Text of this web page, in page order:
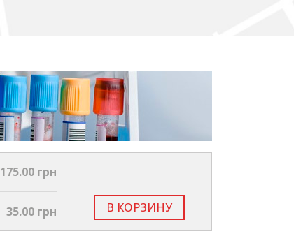
175.00 грн
35.00 грн В КОРЗИНУ